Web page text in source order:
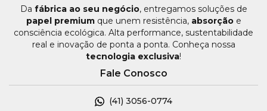
Da fábrica ao seu negócio, entregamos soluções de
papel premiumque unem resistência, absorçãoe
consciência ecológica. Alta performance, sustentabilidade
real e inovação de ponta a ponta. Conheça nossa
tecnologia exclusiva!
Fale Conosco
(41) 3056-0774